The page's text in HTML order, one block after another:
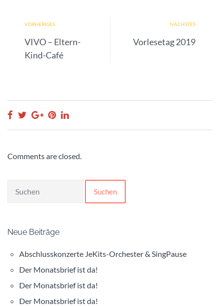
VORHERIGES
VIVO – Eltern-
Kind-Café
NÄCHSTES
Vorlesetag 2019
Comments are closed.
Suchen
Neue Beiträge
Abschlusskonzerte JeKits-Orchester & SingPause
Der Monatsbrief ist da!
Der Monatsbrief ist da!
Der Monatsbrief ist da!